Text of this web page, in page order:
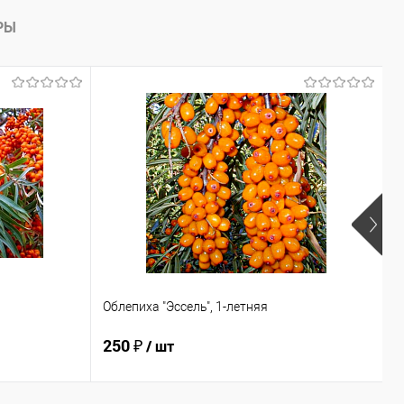
Облепиха "Эссель", 1-летняя
250 ₽/ шт